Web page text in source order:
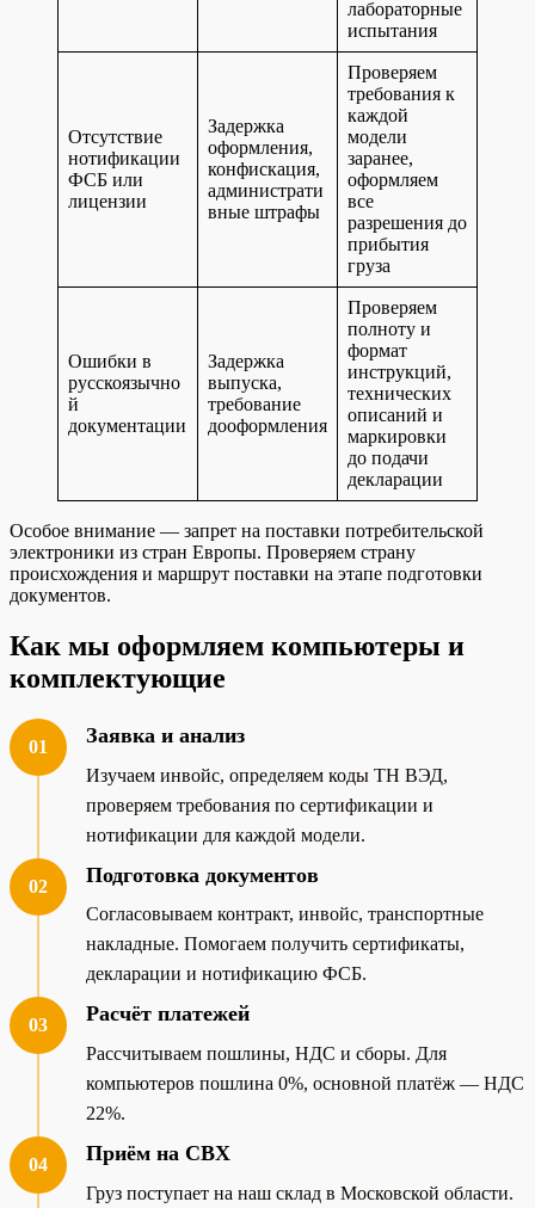
лабораторные
испытания
Отсутствие
нотификации
ФСБ или
лицензии
Задержка
оформления,
конфискация,
администрати
вные штрафы
Проверяем
требования к
каждой
модели
заранее,
оформляем
все
разрешения до
прибытия
груза
Ошибки в
русскоязычно
й
документации
Задержка
выпуска,
требование
дооформления
Проверяем
полноту и
формат
инструкций,
технических
описаний и
маркировки
до подачи
декларации
Особое внимание — запрет на поставки потребительской
электроники из стран Европы. Проверяем страну
происхождения и маршрут поставки на этапе подготовки
документов.
Как мы оформляем компьютеры и
комплектующие
01 Заявка и анализ
Изучаем инвойс, определяем коды ТН ВЭД,
проверяем требования по сертификации и
нотификации для каждой модели.
02 Подготовка документов
Согласовываем контракт, инвойс, транспортные
накладные. Помогаем получить сертификаты,
декларации и нотификацию ФСБ.
03 Расчёт платежей
Рассчитываем пошлины, НДС и сборы. Для
компьютеров пошлина 0%, основной платёж — НДС
22%.
04 Приём на СВХ
Груз поступает на наш склад в Московской области.